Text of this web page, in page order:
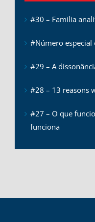
#30 – Família
#Número
#29 – A
#28 – 13 reasons
#27 – O que
funciona